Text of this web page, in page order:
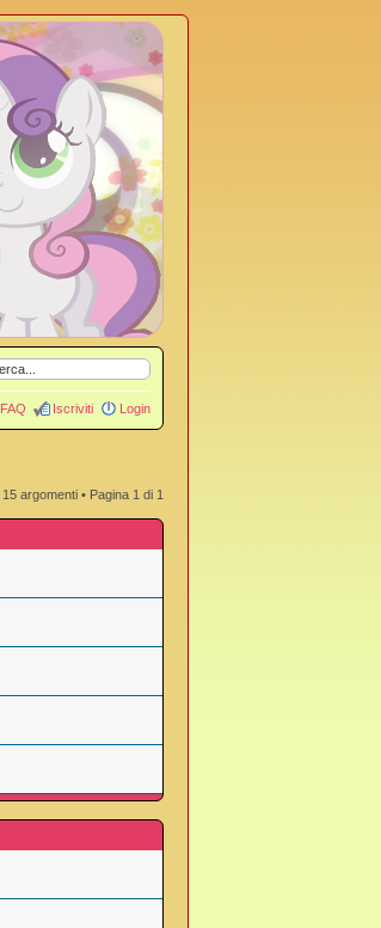
FAQ Iscriviti Login
15 argomenti • Pagina 1 di 1